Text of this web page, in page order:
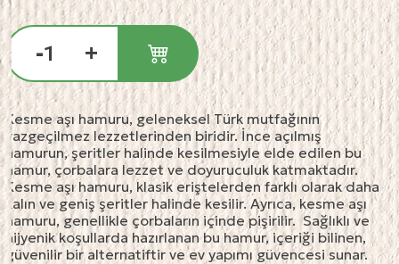
- +
Kesme aşı hamuru, geleneksel Türk mutfağının
vazgeçilmez lezzetlerinden biridir. İnce açılmış
hamurun, şeritler halinde kesilmesiyle elde edilen bu
hamur, çorbalara lezzet ve doyuruculuk katmaktadır.
Kesme aşı hamuru, klasik eriştelerden farklı olarak daha
kalın ve geniş şeritler halinde kesilir. Ayrıca, kesme aşı
hamuru, genellikle çorbaların içinde pişirilir. Sağlıklı ve
hijyenik koşullarda hazırlanan bu hamur, içeriği bilinen,
güvenilir bir alternatiftir ve ev yapımı güvencesi sunar.